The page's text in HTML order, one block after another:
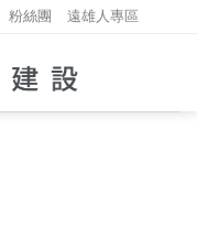
粉絲團 遠雄人專區